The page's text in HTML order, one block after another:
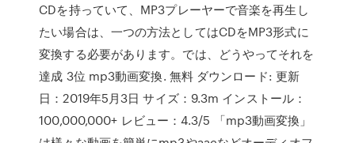
CDを持っていて、MP3プレーヤーで音楽を再生し
たい場合は、一つの方法としてはCDをMP3形式に
変換する必要があります。では、どうやってそれを
達成 3位 mp3動画変換. 無料 ダウンロード: 更新
日：2019年5月3日 サイズ：9.3m インストール：
100,000,000+ レビュー：4.3/5 「mp3動画変換」